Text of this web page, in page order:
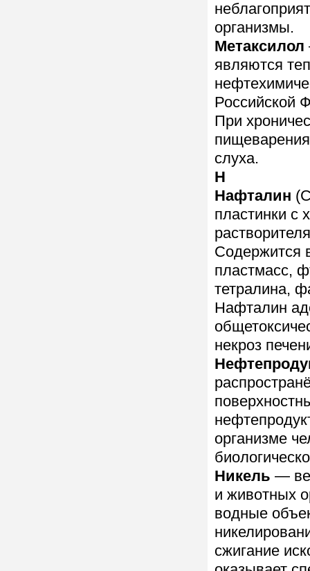
организмы.
Метаксилол
являются
Российской
При
слуха.
Н
Нафталин
пластинки с
Содержится
пластмасс,
тетралина,
Нафталин
некроз
организме
Никель —
и животных
водные
сжигание